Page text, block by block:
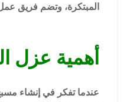
المبتكرة، وتضم فريق
أهمية عزل
عندما تفكر في إنشاء